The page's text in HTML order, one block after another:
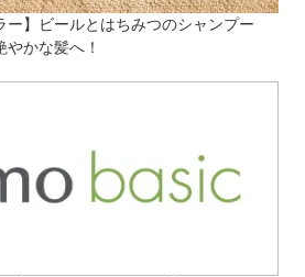
ー】ビールとはちみつのシャンプー
かな髪へ！